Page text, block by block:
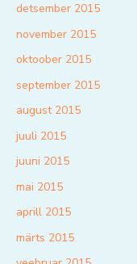
detsember 2015
november 2015
oktoober 2015
september 2015
august 2015
juuli 2015
juuni 2015
mai 2015
aprill 2015
märts 2015